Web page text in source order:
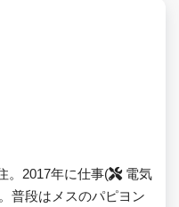
。2017年に仕事(
電気
普段はメスのパピヨン